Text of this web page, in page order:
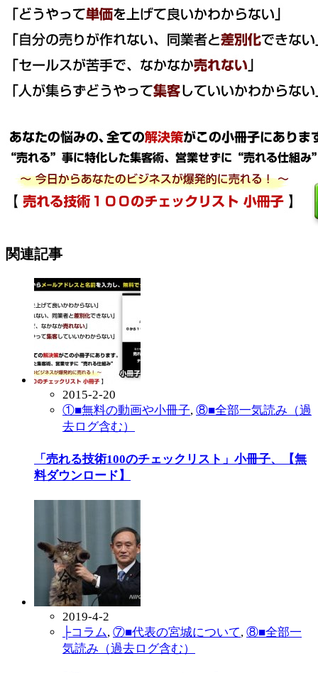
関連記事
2015-2-20
①■無料の動画や小冊子, ⑧■全部一気読み（過
去ログ含む）
「売れる技術100のチェックリスト」小冊子、【無
料ダウンロード】
2019-4-2
├コラム, ⑦■代表の宮城について, ⑧■全部一
気読み（過去ログ含む）